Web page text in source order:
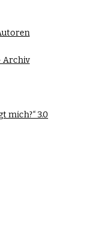
Archiv
mich?“ 3.0